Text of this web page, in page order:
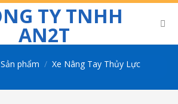
Sản phẩm / Xe Nâng Tay Thủy Lực